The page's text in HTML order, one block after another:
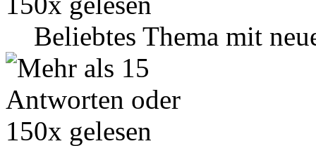
Beliebtes Thema mit